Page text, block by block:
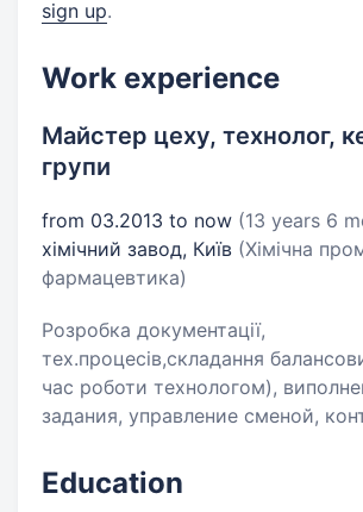
sign up.
Work experience
Майстер цеху, технолог,
групи
from 03.2013 to now (13 years 6
хімічний завод, Київ (Хімічна
фармацевтика)
Розробка документації,
тех.процесів,складання
час роботи технологом),
задания, управление сменой,
Education